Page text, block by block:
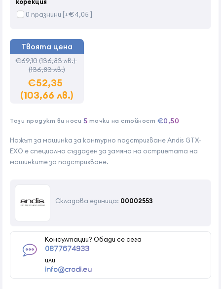
Ножът за машинка за контурно подстригване Andis GTX-
EXO е специално създаден за замяна на остриетата на
машинките за подстригване.
Складова единица: 00002553
Консултации? Обади се сега
0877674933
или
info@crodi.eu
0 празнини [+€4,05 ]
Твоята цена
€69,10(136,83 лв.)
(136,83 лв.)
€52,35
(103,66 лв.)
Този продукт ви носи 5 точки на стойност €0,50